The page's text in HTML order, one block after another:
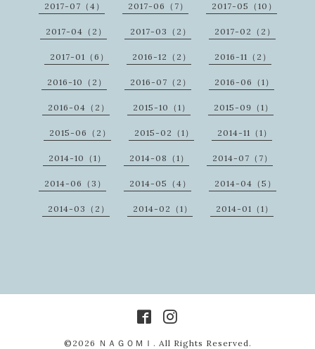
2017-07（4） 2017-06（7） 2017-05（10）
2017-04（2） 2017-03（2） 2017-02（2）
2017-01（6） 2016-12（2） 2016-11（2）
2016-10（2） 2016-07（2） 2016-06（1）
2016-04（2） 2015-10（1） 2015-09（1）
2015-06（2） 2015-02（1） 2014-11（1）
2014-10（1） 2014-08（1） 2014-07（7）
2014-06（3） 2014-05（4） 2014-04（5）
2014-03（2） 2014-02（1） 2014-01（1）
©2026 ＮＡＧＯＭＩ . All Rights Reserved.